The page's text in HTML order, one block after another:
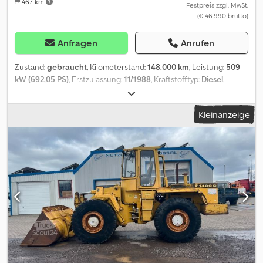
Festpreis zzgl. MwSt.
(€ 46.990 brutto)
Anfragen Anrufen
Zustand:gebraucht, Kilometerstand:148.000 km, Leistung: 509
kW (692,05 PS), Erstzulassung:11/1988, Kraftstofftyp: Diesel,
, Achsen-Konfiguration:
Bremsen:Retarder, Farbe:Grün, Getriebetyp:mechanisch,
Allradantrieb, Kompressor,
Standheizung, Faun SLT 56 Elefant SMZ 8x6 Franziska aus
Bundeswehr Bestand. Es handelt sich um die neuere ausführung
SLT 56 mit Deutz V 12 Turbodieselmotor (stärkste ausführung )
Luftgekühlt und mit ZF WSK 500 S 16 split ZF Schaltgetriebe /
Allradgetriebe Splitterschaltung & Anfahrwandler 2 große
Winden mit je 18.7 Tonnen Zugleistung und hyd Seilauswurf
hinten. Bergewinde für das Zugfahrzeug. ( Vorrüstung ) Von den 4
achsen sind 3 angetrieben 8x6 Diff Sperren an den Achsen Mitel
Diff Sperre kleine untersetzung Automatische Nato AHK mit 2
kreis Druckluftbremsanlage. Gewicht 22,8 To höhe 3.1 m Länge 8.8
m Breite 3.07 m die Breite lässt sich durch umrüsten auf
Kleinanzeige